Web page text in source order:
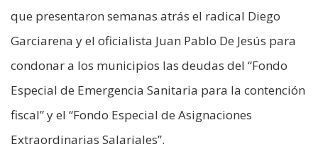
que presentaron semanas atrás el radical Diego
Garciarena y el oficialista Juan Pablo De Jesús para
condonar a los municipios las deudas del “Fondo
Especial de Emergencia Sanitaria para la contención
fiscal” y el “Fondo Especial de Asignaciones
Extraordinarias Salariales”.